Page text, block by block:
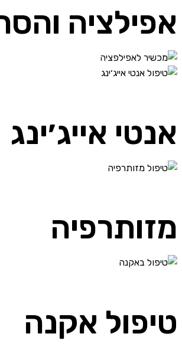
אפילציה
אנטי אייג׳ינג
מזותרפיה
טיפול אקנה